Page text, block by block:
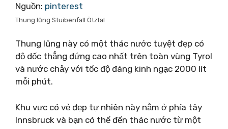
Nguồn: pinterest
Thung lũng Stuibenfall Ötztal
Thung lũng này có một thác nước tuyệt đẹp có
độ dốc thẳng đứng cao nhất trên toàn vùng Tyrol
và nước chảy với tốc độ đáng kinh ngạc 2000 lít
mỗi phút.
Khu vực có vẻ đẹp tự nhiên này nằm ở phía tây
Innsbruck và bạn có thể đến thác nước từ một